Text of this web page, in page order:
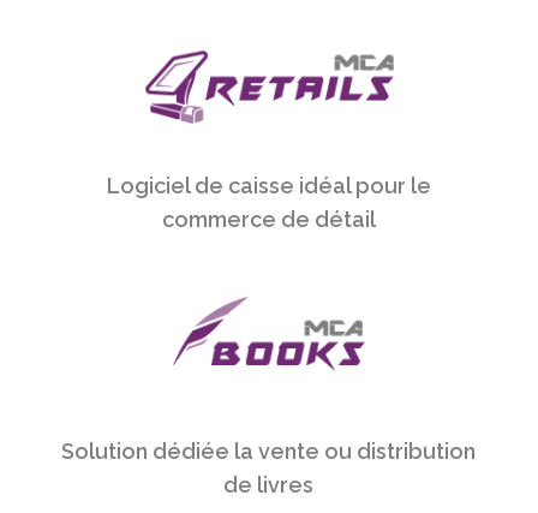
Logiciel de caisse idéal pour le
commerce de détail
Solution dédiée la vente ou distribution
de livres